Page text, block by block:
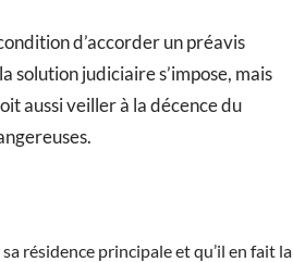
d’accorder un préavis
solution judiciaire s’impose, mais
aussi veiller à la décence du
résidence principale et qu’il en fait la